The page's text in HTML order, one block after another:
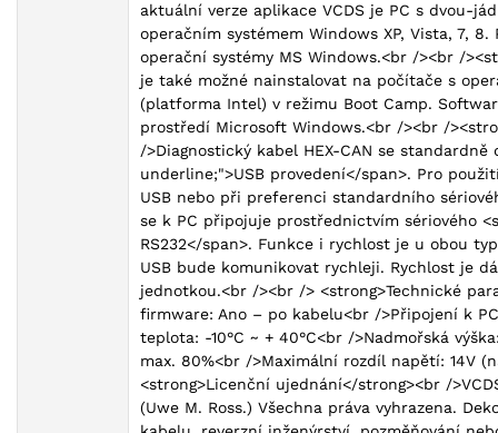
aktuální verze aplikace VCDS je PC s dvou-
operačním systémem Windows XP, Vista, 7,
operační systémy MS Windows.<br /><br /
je také možné nainstalovat na počítače s
(platforma Intel) v režimu Boot Camp.
prostředí Microsoft Windows.<br /><br /
/>Diagnostický kabel HEX-CAN se
underline;">USB provedení</span>. Pro
USB nebo při preferenci standardního
se k PC připojuje prostřednictvím sériového
RS232</span>. Funkce i rychlost je u obou
USB bude komunikovat rychleji. Rychlost je
jednotkou.<br /><br /> <strong>Technické
firmware: Ano – po kabelu<br />Připojení k
teplota: -10°C ~ + 40°C<br />Nadmořská
max. 80%<br />Maximální rozdíl napětí: 14V
<strong>Licenční ujednání</strong><br /
(Uwe M. Ross.) Všechna práva vyhrazena.